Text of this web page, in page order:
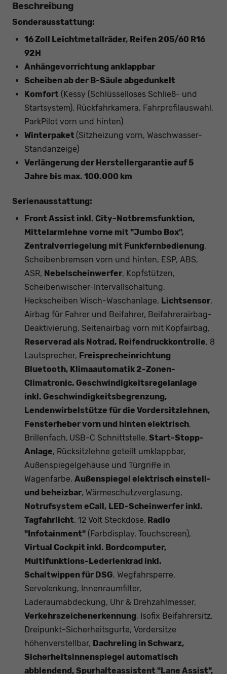
Beschreibung
Sonderausstattung:
16 Zoll Leichtmetallräder, Reifen 205/60 R16
92H
Anhängevorrichtung anklappbar
Scheiben ab der B-Säule abgedunkelt
Komfort (Kessy (Schlüsselloses Schließ- und
Startsystem), Rückfahrkamera, Fahrprofilauswahl,
ParkPilot vorn und hinten)
Winterpaket (Sitzheizung vorn, Waschwasser-
Standanzeige)
Verlängerung der Herstellergarantie auf 5
Jahre bis max. 100.000 km
Serienausstattung:
Front Assist inkl. City-Notbremsfunktion,
Mittelarmlehne vorne mit "Jumbo Box",
Zentralverriegelung mit Funkfernbedienung,
Scheibenbremsen vorn und hinten, ESP, ABS,
ASR, Nebelscheinwerfer, Kopfstützen,
Scheibenwischer-Intervallschaltung,
Heckscheiben Wisch-Waschanlage, Lichtsensor,
Airbag für Fahrer und Beifahrer, Beifahrerairbag-
Deaktivierung, Seitenairbag vorn mit Kopfairbag,
Reserverad als Notrad, Reifendruckkontrolle, 8
Lautsprecher, Freisprecheinrichtung
Bluetooth, Klimaautomatik 2-Zonen-
Climatronic, Geschwindigkeitsregelanlage
inkl. Geschwindigkeitsbegrenzung,
Lendenwirbelstütze für die Vordersitzlehnen,
Fensterheber vorn und hinten elektrisch,
Brillenfach, USB-C Schnittstelle, Start-Stopp-
Anlage, Rücksitzlehne geteilt umklappbar,
Außenspiegelgehäuse und Türgriffe in
Wagenfarbe, Außenspiegel elektrisch einstell-
und beheizbar, Wärmeschutzverglasung,
Notrufsystem eCall, LED-Scheinwerfer inkl.
Tagfahrlicht, 12 Volt Steckdose, Radio
"Infotainment" (Farbdisplay, Touchscreen),
Virtual Cockpit inkl. Bordcomputer,
Multifunktions-Lederlenkrad inkl.
Schaltwippen für DSG, Wegfahrsperre,
Servolenkung, Innenraumfilter,
Laderaumabdeckung, Uhr & Drehzahlmesser,
Verkehrszeichenerkennung, Isofix Beifahrersitz,
Dreipunkt-Sicherheitsgurte, Vordersitze
höhenverstellbar, Dachreling in Schwarz,
Sicherheitsinnenspiegel automatisch
abblendend, Spurhalteassistent "Lane Assist",